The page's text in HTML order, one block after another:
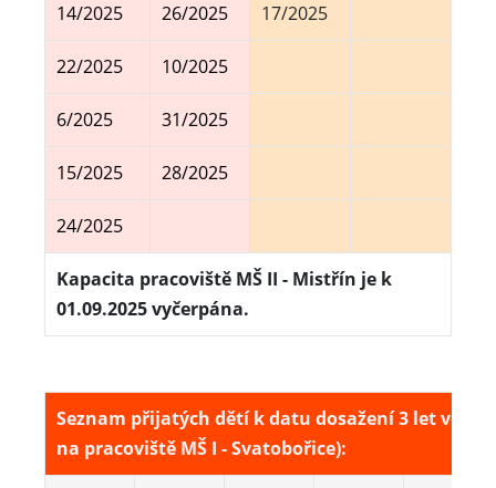
14/2025 26/2025 17/2025
22/2025 10/2025
6/2025 31/2025
15/2025 28/2025
24/2025
Kapacita pracoviště MŠ II - Mistřín je k
01.09.2025 vyčerpána.
Seznam přijatých dětí k datu dosažení 3 let věku
na pracoviště MŠ I - Svatobořice):